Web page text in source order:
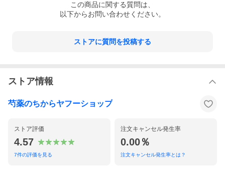
この商品に関する質問は、
以下からお問い合わせください。
ストアに質問を投稿する
ストア情報
芍薬のちからヤフーショップ
ストア評価
4.57
7件の評価を見る
注文キャンセル発生率
0.00％
注文キャンセル発生率とは？